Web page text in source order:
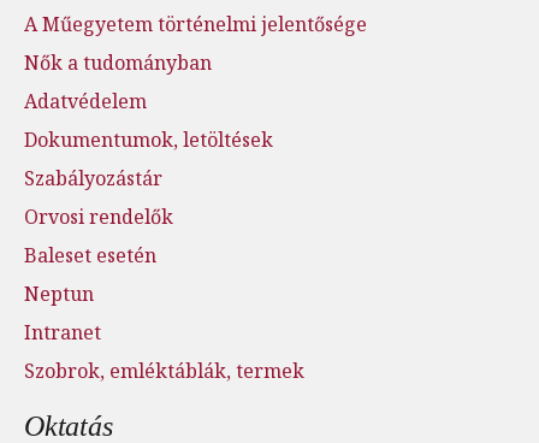
A Műegyetem történelmi jelentősége
Nők a tudományban
Adatvédelem
Dokumentumok, letöltések
Szabályozástár
Orvosi rendelők
Baleset esetén
Neptun
Intranet
Szobrok, emléktáblák, termek
Oktatás